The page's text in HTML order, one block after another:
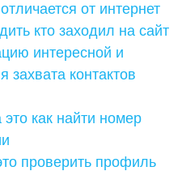
от интернет
кто заходил на сайт
интересной и
захвата контактов
как найти номер
проверить профиль